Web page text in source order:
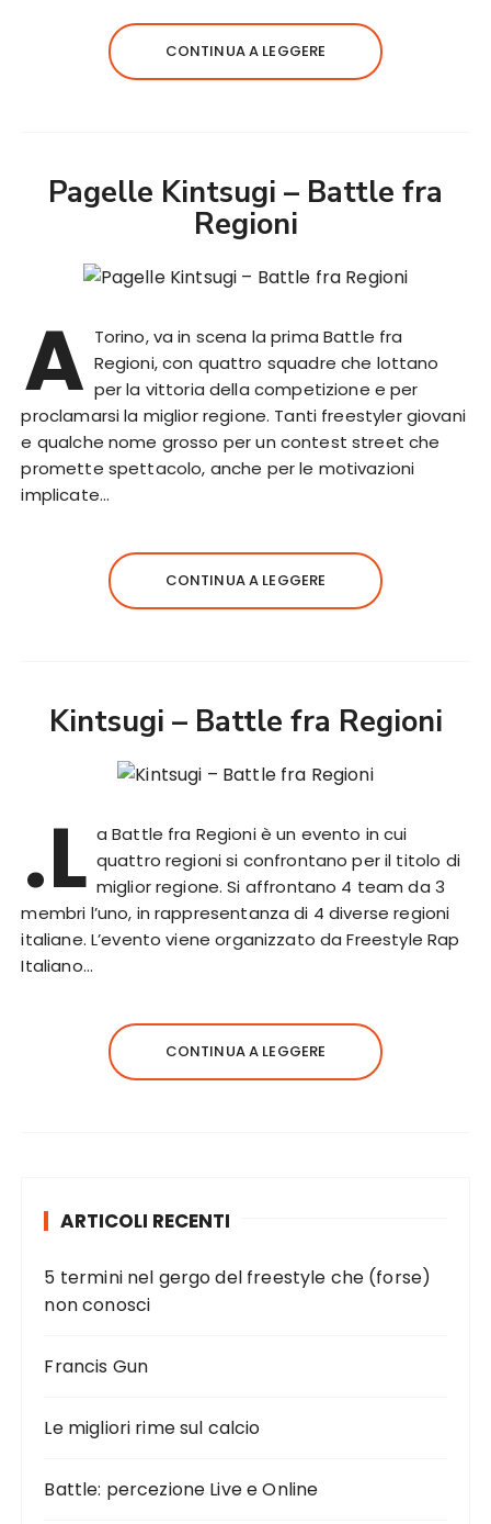
CONTINUA A LEGGERE
Pagelle Kintsugi – Battle fra
Regioni
A Torino, va in scena la prima Battle fra
Regioni, con quattro squadre che lottano
per la vittoria della competizione e per
proclamarsi la miglior regione. Tanti freestyler giovani
e qualche nome grosso per un contest street che
promette spettacolo, anche per le motivazioni
implicate…
CONTINUA A LEGGERE
Kintsugi – Battle fra Regioni
.L a Battle fra Regioni è un evento in cui
quattro regioni si confrontano per il titolo di
miglior regione. Si affrontano 4 team da 3
membri l’uno, in rappresentanza di 4 diverse regioni
italiane. L’evento viene organizzato da Freestyle Rap
Italiano…
CONTINUA A LEGGERE
ARTICOLI RECENTI
5 termini nel gergo del freestyle che (forse)
non conosci
Francis Gun
Le migliori rime sul calcio
Battle: percezione Live e Online